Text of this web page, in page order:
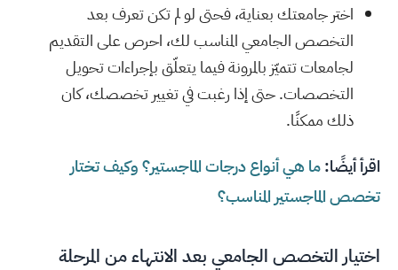
اختر جامعتك بعناية، فحتى لو لم تكن تعرف بعد
التخصص الجامعي المناسب لك، احرص على التقديم
لجامعات تتميّز بالمرونة فيما يتعلّق بإجراءات تحويل
التخصصات. حتى إذا رغبت في تغيير تخصصك، كان
ذلك ممكنًا.
اقرأ أيضًا:ما هي أنواع درجات الماجستير؟ وكيف تختار
تخصص الماجستير المناسب؟
اختيار التخصص الجامعي بعد الانتهاء من المرحلة